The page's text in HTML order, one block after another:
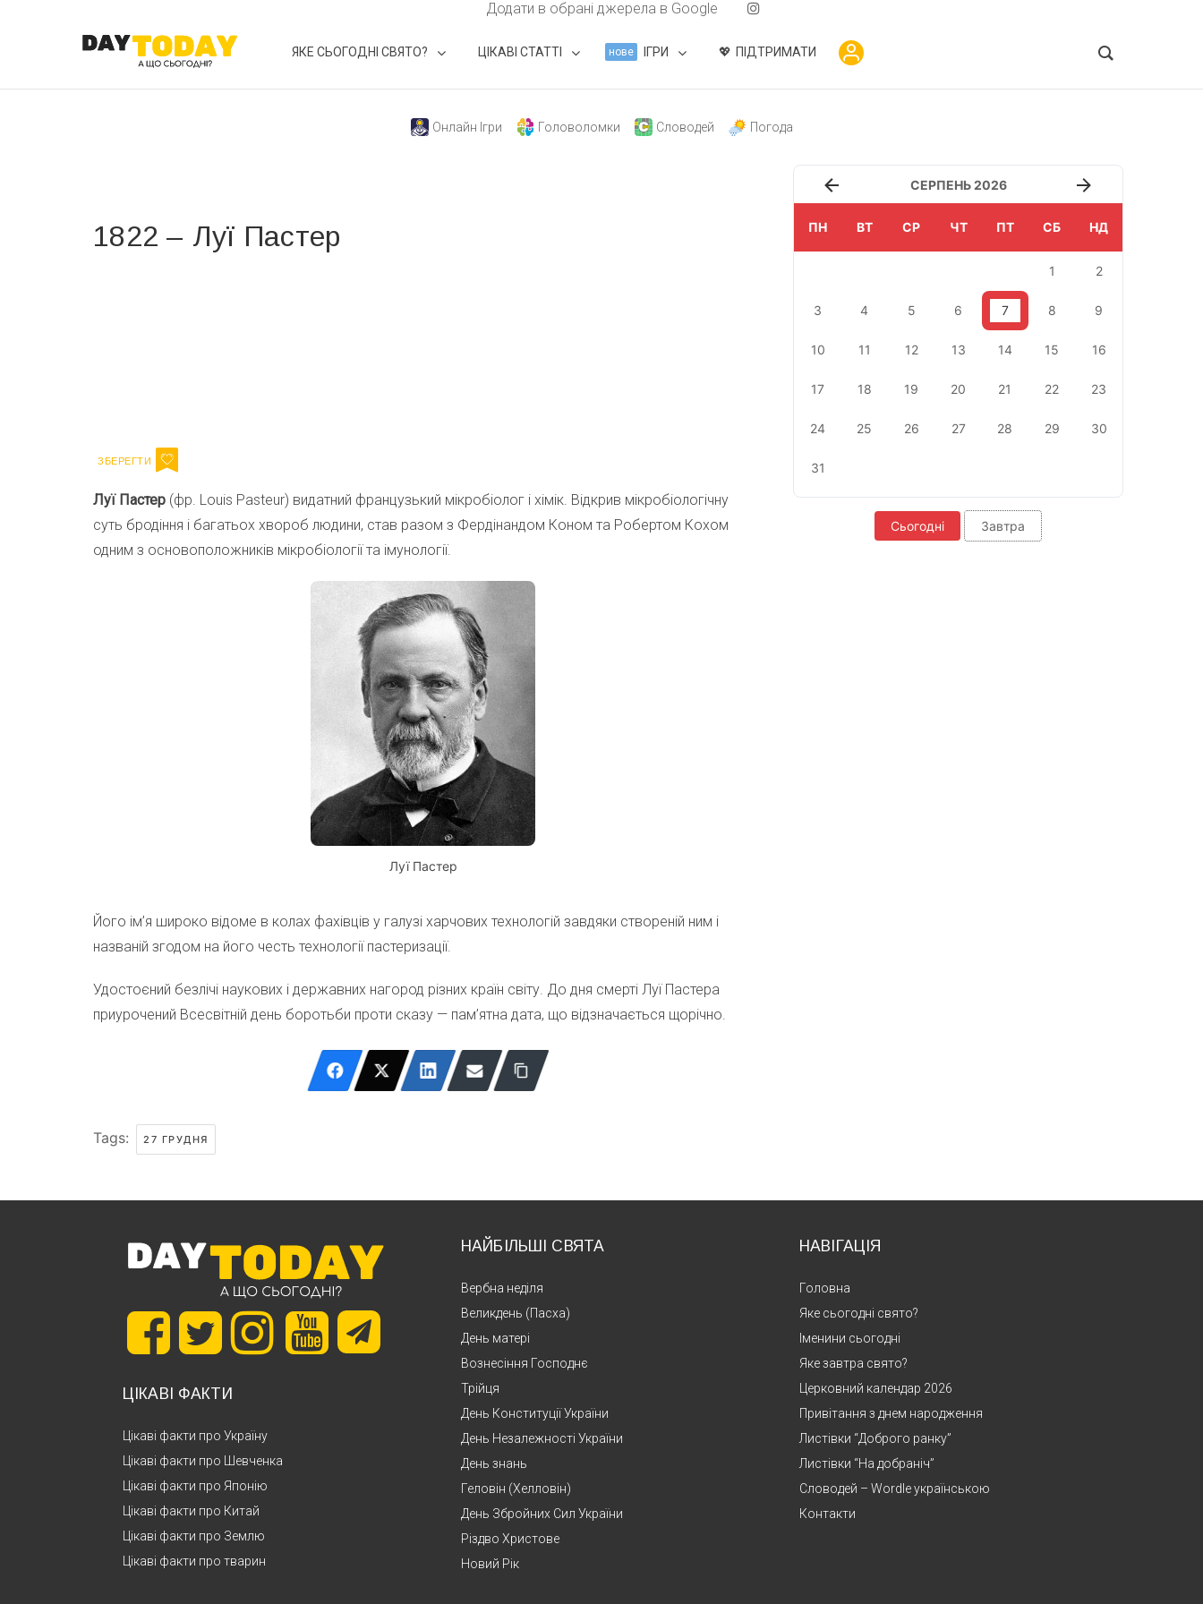
Додати в обрані джерела в Google
ЯКЕ СЬОГОДНІ СВЯТО? ЦІКАВІ СТАТТІ нове ІГРИ ПІДТРИМАТИ
Онлайн Ігри Головоломки Словодей Погода
1822 – Луї Пастер
ЛуїПастер (фр. Louis Pasteur) видатний французький мікробіолог і хімік. Відкрив мікробіологічну
суть бродіння і багатьох хвороб людини, став разом з Фердінандом Коном та Робертом Кохом
одним з основоположників мікробіології та імунології.
Луї Пастер
Його ім’я широко відоме в колах фахівців у галузі харчових технологій завдяки створеній ним і
названій згодом на його честь технології пастеризації.
Удостоєний безлічі наукових і державних нагород різних країн світу. До дня смерті Луї Пастера
приурочений Всесвітній день боротьби проти сказу — пам’ятна дата, що відзначається щорічно.
Tags: 27 ГРУДНЯ
СЕРПЕНЬ 2026
ПН ВТ СР ЧТ ПТ СБ НД
1 2
3 4 5 6 7 8 9
10 11 12 13 14 15 16
17 18 19 20 21 22 23
24 25 26 27 28 29 30
31
Сьогодні Завтра
ЦІКАВІ ФАКТИ
Цікаві факти про Україну
Цікаві факти про Шевченка
Цікаві факти про Японію
Цікаві факти про Китай
Цікаві факти про Землю
Цікаві факти про тварин
НАЙБІЛЬШІ СВЯТА
Вербна неділя
Великдень (Пасха)
День матері
Вознесіння Господнє
Трійця
День Конституції України
День Незалежності України
День знань
Геловін (Хелловін)
День Збройних Сил України
Різдво Христове
Новий Рік
НАВІГАЦІЯ
Головна
Яке сьогодні свято?
Іменини сьогодні
Яке завтра свято?
Церковний календар 2026
Привітання з днем народження
Листівки “Доброго ранку”
Листівки “На добраніч”
Словодей – Wordle українською
Контакти